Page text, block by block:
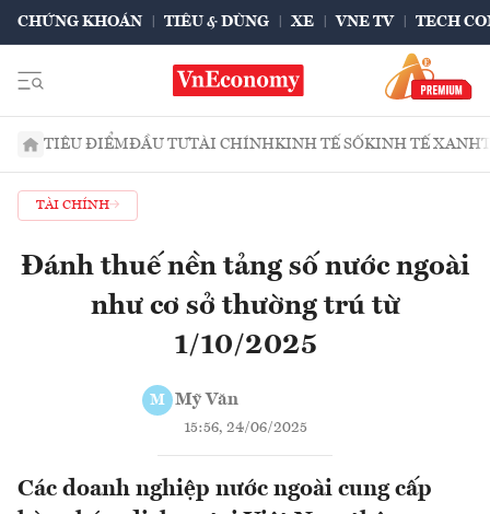
CHỨNG KHOÁN TIÊU & DÙNG XE VNE TV TECH
TIÊU ĐIỂMĐẦU TƯTÀI CHÍNHKINH TẾ SỐKINH TẾ XANH
TÀI CHÍNH
Đánh thuế nền tảng số nước ngoài
như cơ sở thường trú từ
1/10/2025
M Mỹ Văn
15:56, 24/06/2025
Các doanh nghiệp nước ngoài cung cấp